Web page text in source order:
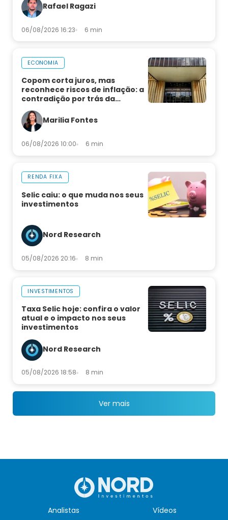
Rafael Ragazi
06/08/2026 16:23 6 min
ECONOMIA
Copom corta juros, mas
reconhece riscos de inflação: a
contradição por trás da
decisão
Marilia Fontes
06/08/2026 10:00 6 min
RENDA FIXA
Selic caiu: o que muda nos seus
investimentos
Nord Research
05/08/2026 20:16 8 min
INVESTIMENTOS
Taxa Selic hoje: confira o valor
atual e o impacto nos seus
investimentos
Nord Research
05/08/2026 18:58 8 min
Ver mais
Analistas Vídeos